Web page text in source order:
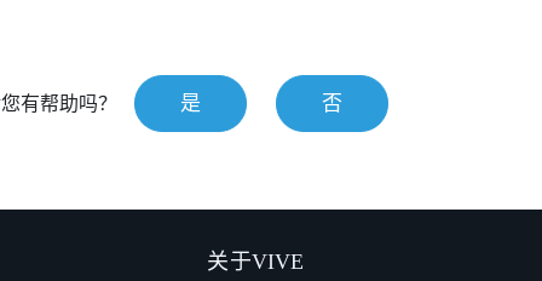
有帮助吗？ 是 否
关于VIVE